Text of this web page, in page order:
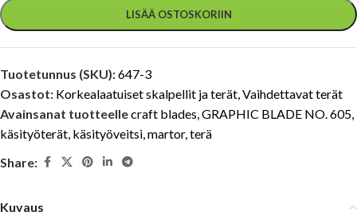
LISÄÄ OSTOSKORIIN
Tuotetunnus (SKU):647-3
Osastot: Korkealaatuiset skalpellit ja terät,Vaihdettavat terät
Avainsanat tuotteellecraft blades,GRAPHIC BLADE NO. 605,
käsityöterät, käsityöveitsi,martor,terä
Share:
Kuvaus